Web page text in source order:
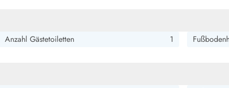
Anzahl Gästetoiletten 1